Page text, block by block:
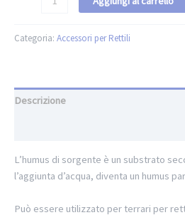
Categoria: Accessori per Rettili
Descrizione
L’humus di sorgente è un substrato
l’aggiunta d’acqua, diventa un humus
Può essere utilizzato per terrari per